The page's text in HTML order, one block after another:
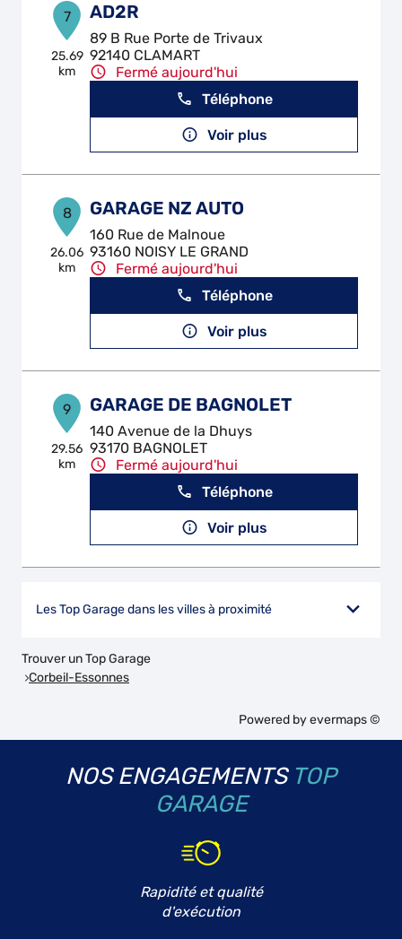
7
25.69
km
AD2R
89 B Rue Porte de Trivaux
92140 CLAMART
Fermé aujourd'hui
Téléphone
Voir plus
8
26.06
km
GARAGE NZ AUTO
160 Rue de Malnoue
93160 NOISY LE GRAND
Fermé aujourd'hui
Téléphone
Voir plus
9
29.56
km
GARAGE DE BAGNOLET
140 Avenue de la Dhuys
93170 BAGNOLET
Fermé aujourd'hui
Téléphone
Voir plus
Les Top Garage dans les villes à proximité
Trouver un Top Garage
Corbeil-Essonnes
Powered byevermaps ©
NOS ENGAGEMENTS TOP
GARAGE
Rapidité et qualité
d'exécution